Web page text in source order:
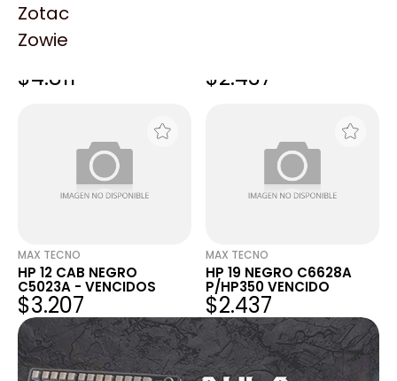
Zotac
Zowie
HP 14 CAB AMARILLO
$4.811 $2.437
MAX TECNO
HP 12 CAB NEGRO
C5023A - VENCIDOS
$3.207
MAX TECNO
HP 19 NEGRO C6628A
P/HP350 VENCIDO
$2.437